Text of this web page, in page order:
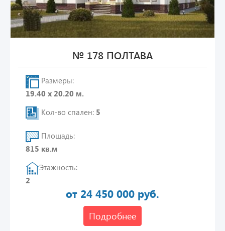
№ 178 ПОЛТАВА
Размеры:
19.40 х 20.20 м.
Кол-во спален: 5
Площадь:
815 кв.м
Этажность:
2
от 24 450 000 руб.
Подробнее